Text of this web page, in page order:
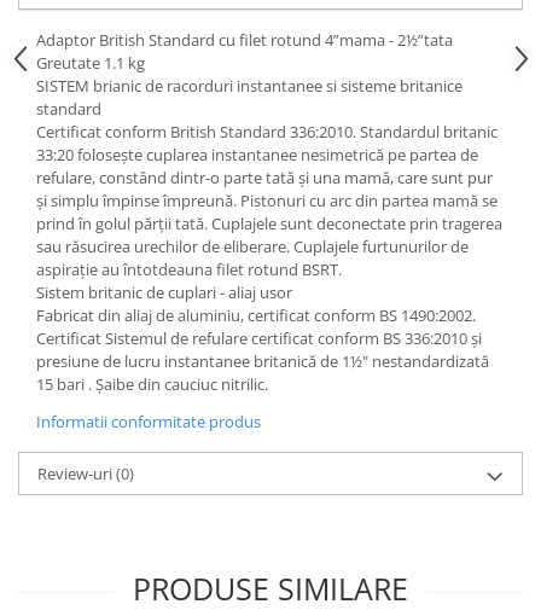
Adaptor British Standard cu filet rotund 4”mama - 2½”tata
Greutate 1.1 kg
SISTEM brianic de racorduri instantanee si sisteme britanice
standard
Certificat conform British Standard 336:2010. Standardul britanic
33:20 folosește cuplarea instantanee nesimetrică pe partea de
refulare, constând dintr-o parte tată și una mamă, care sunt pur
și simplu împinse împreună. Pistonuri cu arc din partea mamă se
prind în golul părții tată. Cuplajele sunt deconectate prin tragerea
sau răsucirea urechilor de eliberare. Cuplajele furtunurilor de
aspirație au întotdeauna filet rotund BSRT.
Sistem britanic de cuplari - aliaj usor
Fabricat din aliaj de aluminiu, certificat conform BS 1490:2002.
Certificat Sistemul de refulare certificat conform BS 336:2010 și
presiune de lucru instantanee britanică de 1½" nestandardizată
15 bari . Șaibe din cauciuc nitrilic.
Informatii conformitate produs
Review-uri(0)
PRODUSE SIMILARE